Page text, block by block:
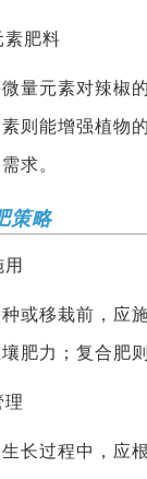
肥料
元素对辣椒的
则能增强植物
求。
策略
移栽前，应施
肥力；复合肥
过程中，应根